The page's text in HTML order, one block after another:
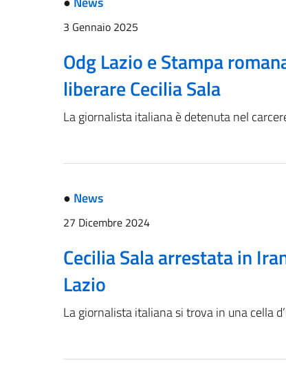
3 Gennaio 2025
Odg Lazio e Stampa
liberare Cecilia Sala
La giornalista italiana è detenuta nel
● News
27 Dicembre 2024
Cecilia Sala arrestata in
Lazio
La giornalista italiana si trova in una cella